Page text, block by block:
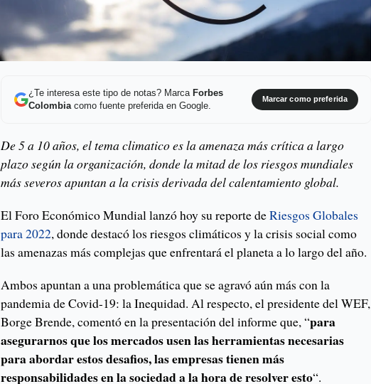
¿Te interesa este tipo de notas? Marca Forbes
Colombiacomo fuente preferida en Google.
Marcar como preferida
De 5 a 10 años, el tema climatico es la amenaza más crítica a largo
plazo según la organización, donde la mitad de los riesgos mundiales
más severos apuntan a la crisis derivada del calentamiento global.
El Foro Económico Mundial lanzó hoy su reporte deRiesgos Globales
para 2022, donde destacó los riesgos climáticos y la crisis social como
las amenazas más complejas que enfrentará el planeta a lo largo del año.
Ambos apuntan a una problemática que se agravó aún más con la
pandemia de Covid-19: la Inequidad. Al respecto, el presidente del WEF,
Borge Brende, comentó en la presentación del informe que, “para
asegurarnos que los mercados usen las herramientas necesarias
para abordar estos desafios, las empresas tienen más
responsabilidades en la sociedad a la hora de resolver esto“.